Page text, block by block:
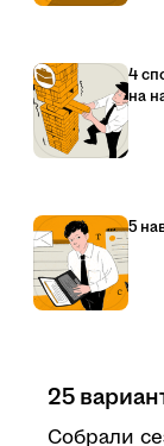
4
на
5
25
Собрали